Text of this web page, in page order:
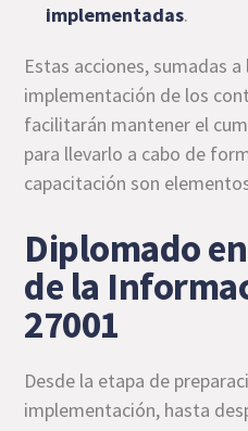
implementadas.
Estas acciones, sumadas
implementación de los
facilitarán mantener el
para llevarlo a cabo de
capacitación son
Diplomado
de la
27001
Desde la etapa de
implementación, hasta